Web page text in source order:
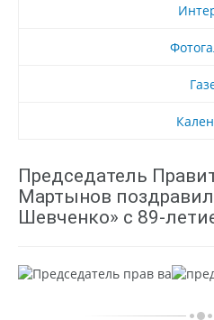
Председатель
Мартынов
Шевченко» с 89-